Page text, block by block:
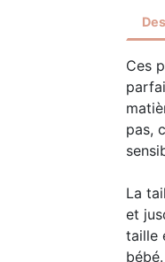
Ces
pas,
La
et
taille
bébé.